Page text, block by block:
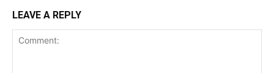
LEAVE A REPLY